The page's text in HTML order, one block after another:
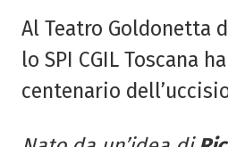
Al Teatro Goldonetta
lo SPI CGIL Toscana
centenario